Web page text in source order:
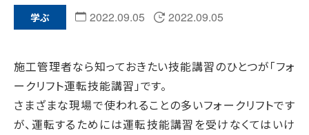
学ぶ 2022.09.05 2022.09.05
施工管理者なら知っておきたい技能講習のひとつが「フォ
ークリフト運転技能講習」です。
さまざまな現場で使われることの多いフォークリフトです
が、運転するためには運転技能講習を受けなくてはいけ